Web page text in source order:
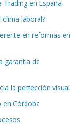
en España
laboral?
en reformas en
garantía de
la perfección visual
en Córdoba